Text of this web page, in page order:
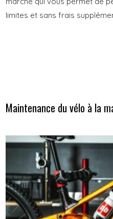
limites et sans frais
Maintenance du vélo à la